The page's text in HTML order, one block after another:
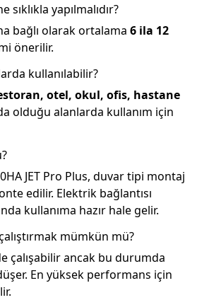
yapılmalıdır?
bağlı olarak ortalama 6 ila 12
önerilir.
kullanılabilir?
otel, okul, ofis, hastane
olduğu alanlarda kullanım için
JET Pro Plus, duvar tipi montaj
edilir. Elektrik bağlantısı
kullanıma hazır hale gelir.
mümkün mü?
çalışabilir ancak bu durumda
En yüksek performans için